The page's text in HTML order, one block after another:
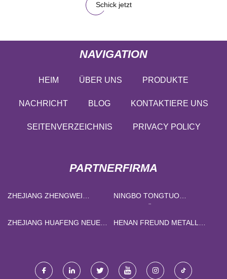
Schick jetzt
NAVIGATION
HEIM ÜBER UNS PRODUKTE
NACHRICHT BLOG KONTAKTIERE UNS
SEITENVERZEICHNIS PRIVACY POLICY
PARTNERFIRMA
ZHEJIANG ZHENGWEI
NINGBO TONGTUO
ZHEJIANG HUAFENG NEUES
HENAN FREUND METALL